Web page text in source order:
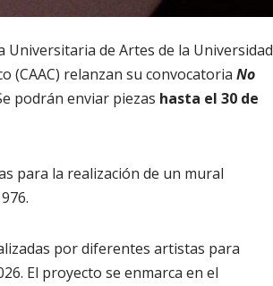
Universitaria de Artes de la Universidad
(CAAC) relanzan su convocatoria No
podrán enviar piezas hasta el 30 de
para la realización de un mural
por diferentes artistas para
El proyecto se enmarca en el